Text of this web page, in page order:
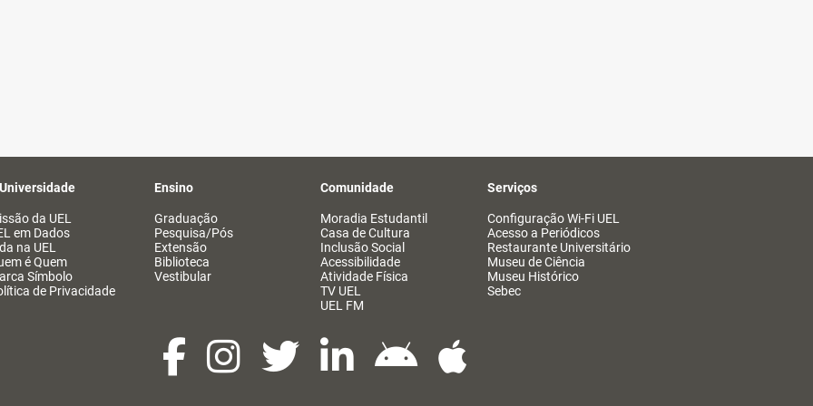
da UEL
em Dados
na UEL
é Quem
Símbolo
de Privacidade
Ensino
Graduação
Pesquisa/Pós
Extensão
Biblioteca
Vestibular
Comunidade
Moradia Estudantil
Casa de Cultura
Inclusão Social
Acessibilidade
Atividade Física
TV UEL
UEL FM
Serviços
Configuração Wi-Fi UEL
Acesso a Periódicos
Restaurante Universitário
Museu de Ciência
Museu Histórico
Sebec